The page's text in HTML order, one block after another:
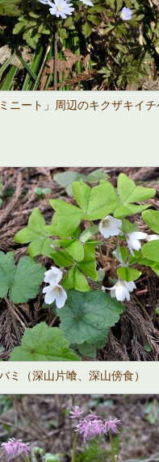
ニート」周辺のキクザキイチ
ミ（深山片喰、深山傍食）